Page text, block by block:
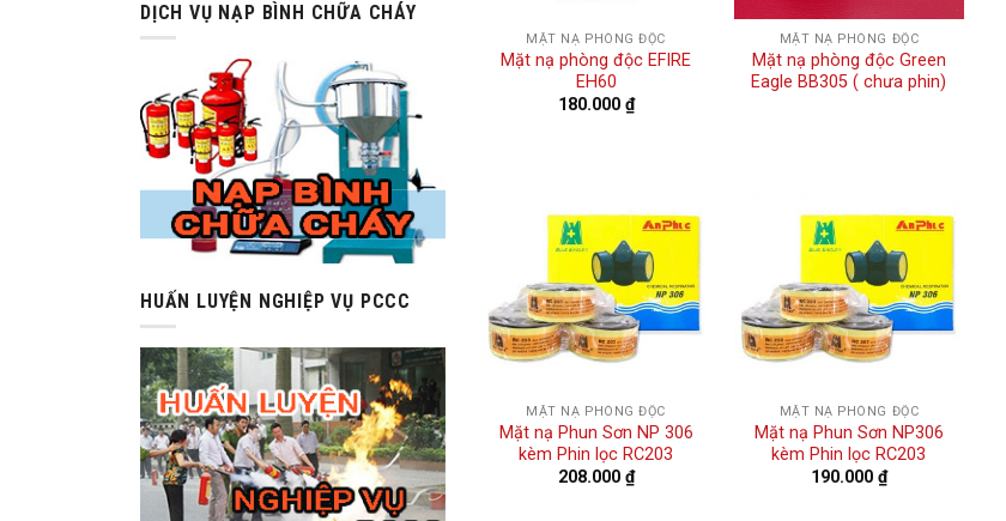
DỊCH VỤ NẠP BÌNH CHỮA CHÁY
HUẤN LUYỆN NGHIỆP VỤ PCCC
MẶT NẠ PHÒNG ĐỘC
Mặt nạ phòng độc EFIRE
EH60
180.000 ₫
MẶT NẠ PHÒNG ĐỘC
Mặt nạ phòng độc Green
Eagle BB305 ( chưa phin)
MẶT NẠ PHÒNG ĐỘC
Mặt nạ Phun Sơn NP 306
kèm Phin lọc RC203
208.000 ₫
MẶT NẠ PHÒNG ĐỘC
Mặt nạ Phun Sơn NP306
kèm Phin lọc RC203
190.000 ₫